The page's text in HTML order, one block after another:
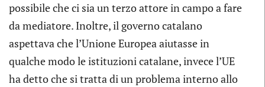
possibile che ci sia un terzo attore in campo a fare
da mediatore. Inoltre, il governo catalano
aspettava che l’Unione Europea aiutasse in
qualche modo le istituzioni catalane, invece l’UE
ha detto che si tratta di un problema interno allo